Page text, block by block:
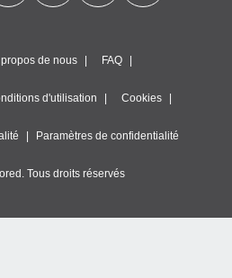
de nous FAQ
d'utilisation Cookies
Paramètres de confidentialité
Tous droits réservés